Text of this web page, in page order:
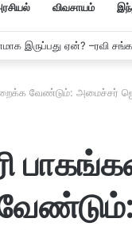
விவசாயம்
இருப்பது ஏன்? –ரவி
வேண்டும்: அமைச்சர்